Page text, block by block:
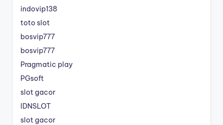
indovip138
toto slot
bosvip777
bosvip777
Pragmatic play
PGsoft
slot gacor
IDNSLOT
slot gacor